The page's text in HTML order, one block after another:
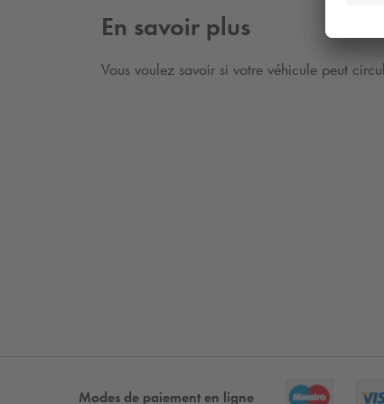
En savoir plus
Vous voulez savoir si votre véhicule peut
Modes de paiement en ligne